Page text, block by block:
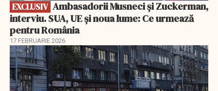
EXCLUSIV
interviu. SUA, UE și noua lume: Ce urmează
pentru România
17 FEBRUARIE 2026